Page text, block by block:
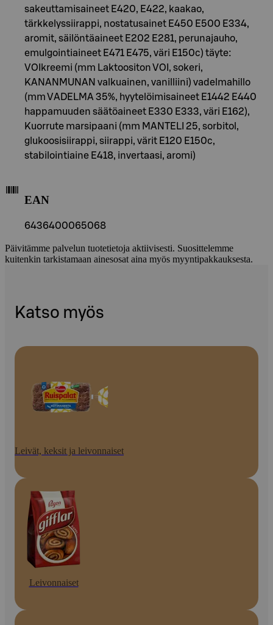
sakeuttamisaineet E420, E422, kaakao,
tärkkelyssiirappi, nostatusainet E450 E500 E334,
aromit, säilöntäaineet E202 E281, perunajauho,
emulgointiaineet E471 E475, väri E150c) täyte:
VOIkreemi (mm Laktoositon VOI, sokeri,
KANANMUNAN valkuainen, vanilliini) vadelmahillo
(mm VADELMA 35%, hyytelöimisaineet E1442 E440
happamuuden säätöaineet E330 E333, väri E162),
Kuorrute marsipaani (mm MANTELI 25, sorbitol,
glukoosisiirappi, siirappi, värit E120 E150c,
stabilointiaine E418, invertaasi, aromi)
EAN
6436400065068
Päivitämme palvelun tuotetietoja aktiivisesti. Suosittelemme
kuitenkin tarkistamaan ainesosat aina myös myyntipakkauksesta.
Katso myös
Leivät, keksit ja leivonnaiset
Leivonnaiset